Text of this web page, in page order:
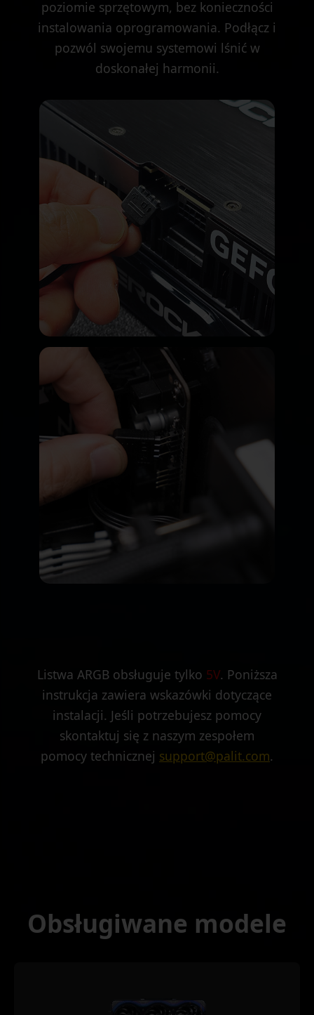
poziomie sprzętowym, bez konieczności
instalowania oprogramowania. Podłącz i
pozwól swojemu systemowi lśnić w
doskonałej harmonii.
Listwa ARGB obsługuje tylko 5V. Poniższa
instrukcja zawiera wskazówki dotyczące
instalacji. Jeśli potrzebujesz pomocy
skontaktuj się z naszym zespołem
pomocy technicznej support@palit.com.
Obsługiwane modele